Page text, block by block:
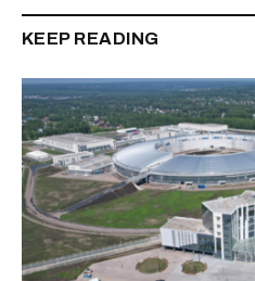
KEEP READING